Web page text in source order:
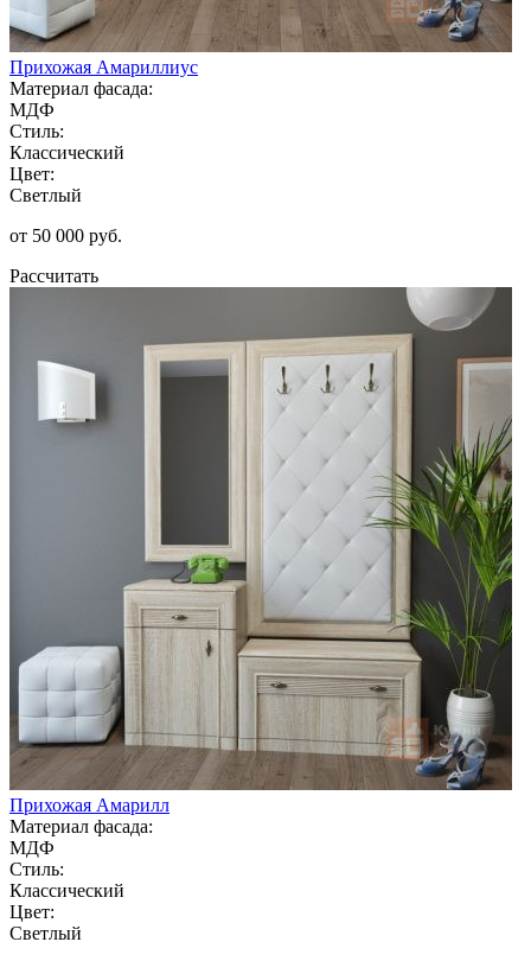
Прихожая Амариллиус
Материал фасада:
МДФ
Стиль:
Классический
Цвет:
Светлый
от 50 000 руб.
Рассчитать
Прихожая Амарилл
Материал фасада:
МДФ
Стиль:
Классический
Цвет:
Светлый